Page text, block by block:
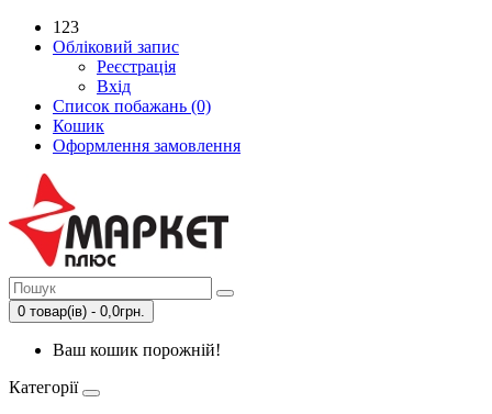
123
Обліковий запис
Реєстрація
Вхід
Список побажань (0)
Кошик
Оформлення замовлення
0 товар(ів) - 0,0грн.
Ваш кошик порожній!
Категорії